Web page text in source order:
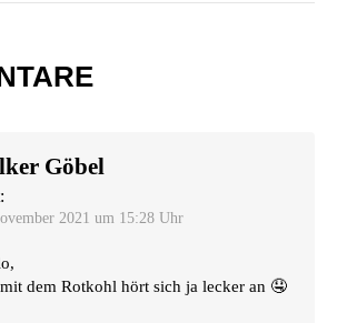
Göbel
2021 um 15:28 Uhr
dem Rot­kohl hört sich ja lecker an 🤤